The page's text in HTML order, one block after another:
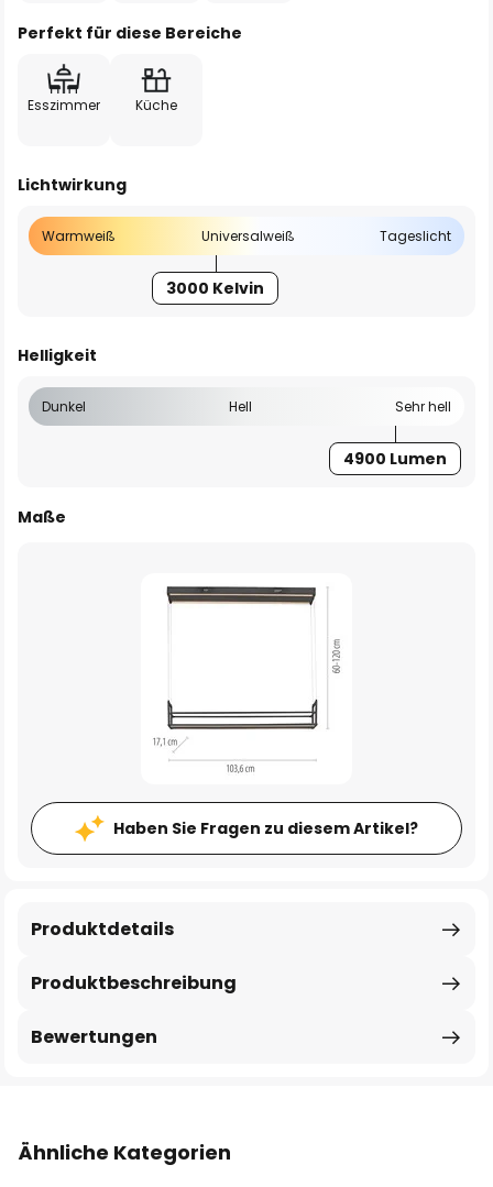
Perfekt für diese Bereiche
Esszimmer Küche
Lichtwirkung
Warmweiß Universalweiß Tageslicht
3000 Kelvin
Helligkeit
Dunkel Hell Sehr hell
4900 Lumen
Maße
Haben Sie Fragen zu diesem Artikel?
Produktbeschreibung
Produktdetails
Bewertungen
Ähnliche Kategorien